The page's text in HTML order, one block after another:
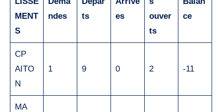
MENT
S
ndes
ts
es
ouver
ts
ce
CP
AITO
N
1 9 0 2 -11
MA